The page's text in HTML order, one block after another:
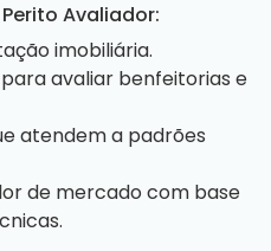
Avaliador:
imobiliária.
avaliar benfeitorias e
atendem a padrões
de mercado com base